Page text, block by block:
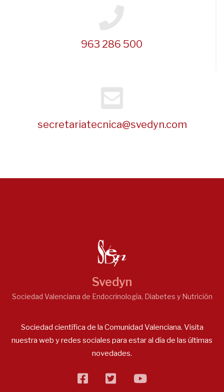
963 286 500
secretariatecnica@svedyn.com
Svedyn
Sociedad Valenciana de Endocrinología, Diabetes y Nutrición
Sociedad científica de la Comunidad Valenciana. Visita
nuestra web y redes sociales para estar al día de las últimas
novedades.
facebooktwitterflickr